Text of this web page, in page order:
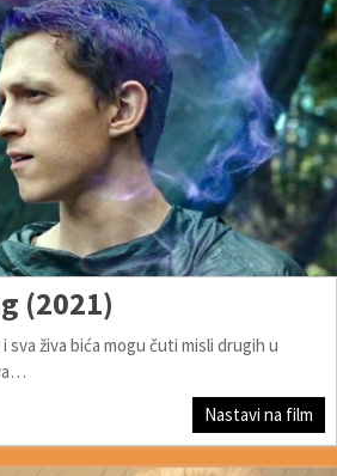
(2021)
sva živa bića mogu čuti misli drugih u
Nastavi na film